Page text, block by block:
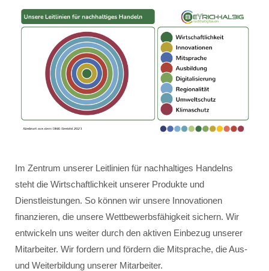
Im Zentrum unserer Leitlinien für nachhaltiges Handelns
steht die Wirtschaftlichkeit unserer Produkte und
Dienstleistungen. So können wir unsere Innovationen
finanzieren, die unsere Wettbewerbsfähigkeit sichern. Wir
entwickeln uns weiter durch den aktiven Einbezug unserer
Mitarbeiter. Wir fordern und fördern die Mitsprache, die Aus-
und Weiterbildung unserer Mitarbeiter.